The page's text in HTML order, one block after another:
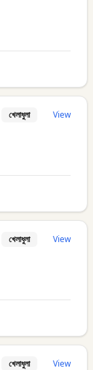
খেলাধুলা View
খেলাধুলা View
খেলাধুলা View